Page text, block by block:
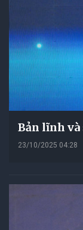
Bản lĩnh
23/10/2025 04:28